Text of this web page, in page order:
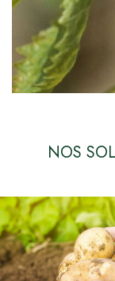
NOS